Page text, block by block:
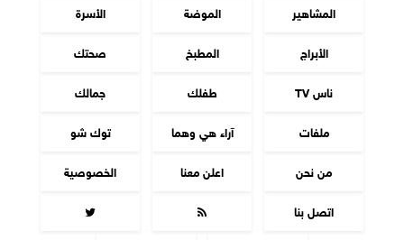
المشاهير
الموضة
الأسرة
الأبراج
المطبخ
صحتك
ناس TV
طفلك
جمالك
ملفات
آراء هي وهما
توك شو
من نحن
اعلن معنا
الخصوصية
اتصل بنا

